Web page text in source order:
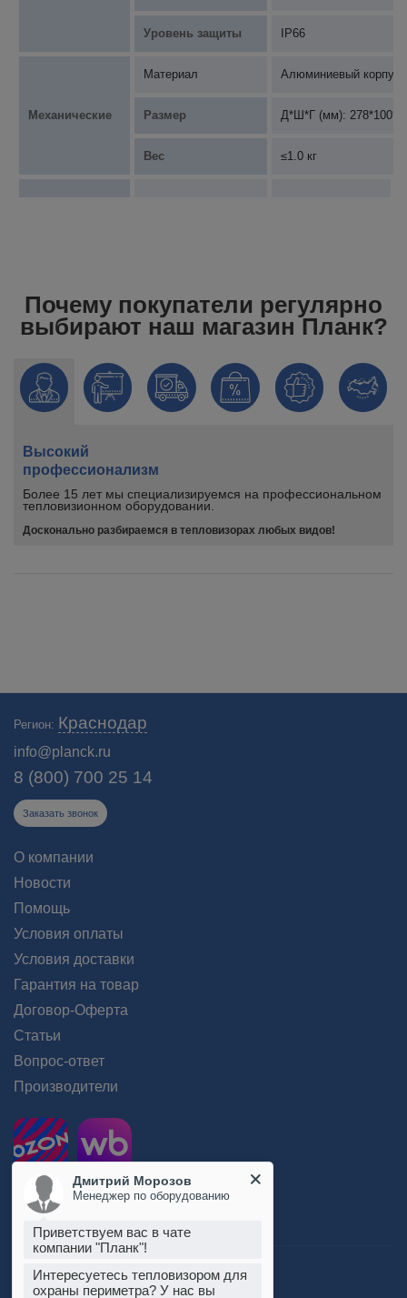
Уровень защиты IP66
Механические
Материал Алюминиевый корпус
Размер Д*Ш*Г (мм):
Вес ≤1.0 кг
Почему покупатели регулярно
выбирают наш магазин Планк?
Высокий
профессионализм
Более 15 лет мы специализируемся на профессиональном
тепловизионном оборудовании.
Досконально разбираемся в тепловизорах любых видов!
Регион: Краснодар
info@planck.ru
8 (800) 700 25 14
Заказать звонок
О компании
Новости
Помощь
Условия оплаты
Условия доставки
Гарантия на товар
Договор-Оферта
Статьи
Вопрос-ответ
Производители
Положение об обработке персональных данных
Согласие на обработку персональных данных
Дмитрий Морозов
Менеджер по оборудованию
Приветствуем вас в чате
компании "Планк"!
Интересуетесь тепловизором для
охраны периметра? У нас вы